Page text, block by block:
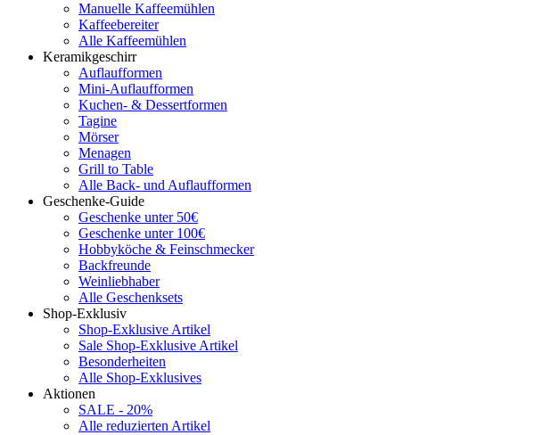
Manuelle Kaffeemühlen
Kaffeebereiter
Alle Kaffeemühlen
Keramikgeschirr
Auflaufformen
Mini-Auflaufformen
Kuchen- & Dessertformen
Tagine
Mörser
Menagen
Grill to Table
Alle Back- und Auflaufformen
Geschenke-Guide
Geschenke unter 50€
Geschenke unter 100€
Hobbyköche & Feinschmecker
Backfreunde
Weinliebhaber
Alle Geschenksets
Shop-Exklusiv
Shop-Exklusive Artikel
Sale Shop-Exklusive Artikel
Besonderheiten
Alle Shop-Exklusives
Aktionen
SALE - 20%
Alle reduzierten Artikel